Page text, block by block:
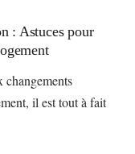
: Astuces pour
changements
il est tout à fait